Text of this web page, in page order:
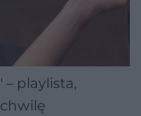
– playlista,